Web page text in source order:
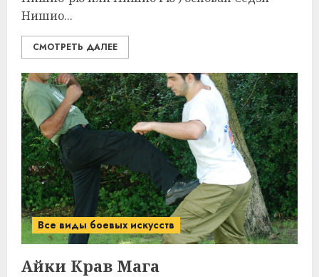
Нишио...
СМОТРЕТЬ ДАЛЕЕ
Все виды боевых искусств
Айки Крав Мага